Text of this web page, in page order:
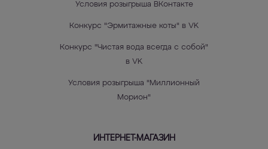
Условия розыгрыша ВКонтакте
Конкурс "Эрмитажные коты" в VK
Конкурс "Чистая вода всегда с собой"
в VK
Условия розыгрыша "Миллионный
Морион"
ИНТЕРНЕТ-МАГАЗИН